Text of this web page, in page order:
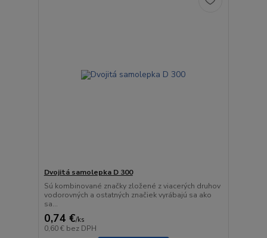
Dvojitá samolepka D 300
Sú kombinované značky zložené z viacerých druhov
vodorovných a ostatných značiek vyrábajú sa ako
sa...
0,74 €/ks
0,60 € bez DPH